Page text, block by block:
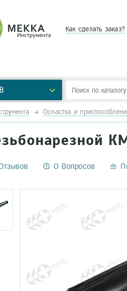
Как сделать заказ?
Оснастка и
0 Вопросов